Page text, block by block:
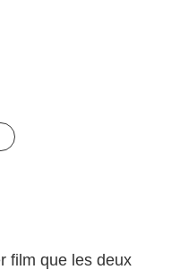
film que les deux